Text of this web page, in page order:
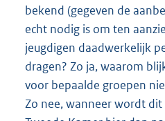
bekend (gegeven de
echt nodig is om ten
jeugdigen daadwerkelijk
dragen? Zo ja, waarom
voor bepaalde groepen
Zo nee, wanneer wordt